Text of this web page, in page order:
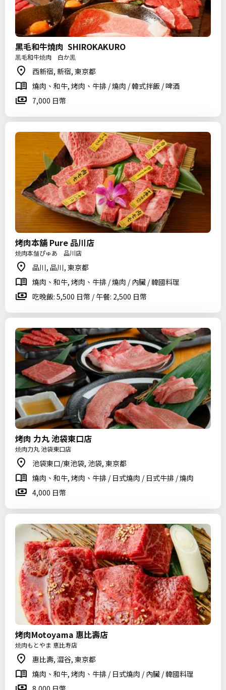
黑毛和牛燒肉 SHIROKAKURO
黒毛和牛焼肉 白か黒
西新宿, 新宿, 東京都
燒肉、和牛, 烤肉、牛排 / 燒肉 / 韓式拌飯 / 啤酒
7,000 日幣
烤肉本舖 Pure 品川店
焼肉本舗ぴゅあ 品川店
品川, 品川, 東京都
燒肉、和牛, 烤肉、牛排 / 燒肉 / 內臟 / 韓國料理
吃晚飯: 5,500 日幣 / 午餐: 2,500 日幣
烤肉 力丸 池袋東口店
焼肉力丸 池袋東口店
池袋東口/東池袋, 池袋, 東京都
燒肉、和牛, 烤肉、牛排 / 日式燒肉 / 日式牛排 / 燒肉
4,000 日幣
烤肉Motoyama 惠比壽店
焼肉もとやま 恵比寿店
惠比壽, 澀谷, 東京都
燒肉、和牛, 烤肉、牛排 / 日式燒肉 / 內臟 / 韓國料理